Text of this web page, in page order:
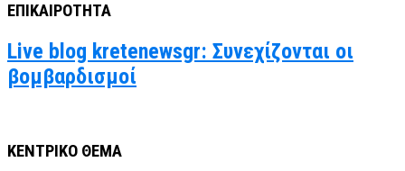
ΕΠΙΚΑΙΡΟΤΗΤΑ
Live blog kretenewsgr: Συνεχίζονται οι
βομβαρδισμοί
ΚΕΝΤΡΙΚΟ ΘΕΜΑ